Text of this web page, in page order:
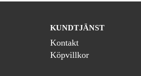
KUNDTJÄNST
Kontakt
Köpvillkor